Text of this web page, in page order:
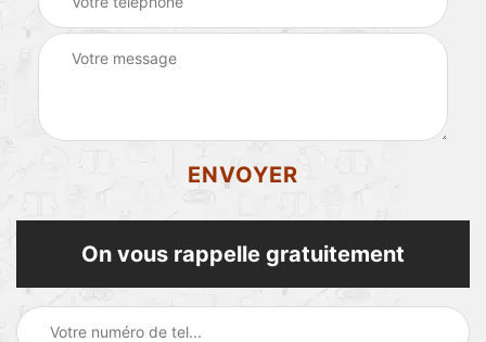
On vous rappelle gratuitement